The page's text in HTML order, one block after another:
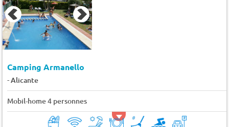
Camping Armanello
-Alicante
Mobil-home 4 personnes